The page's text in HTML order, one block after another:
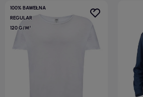
100% BAWEŁNA
REGULAR
120 G/M²